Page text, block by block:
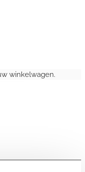
winkelwagen.